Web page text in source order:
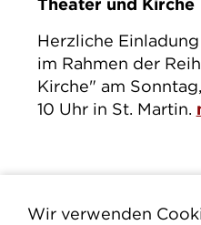
Herzliche
im Rahmen der
Kirche" am
10 Uhr in St. Martin.
Wir verwenden